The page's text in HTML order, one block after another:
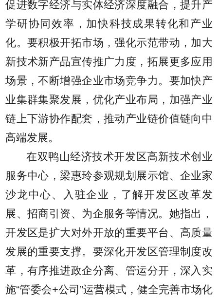
促进数字经济与实体经济深度融合，提升产
学研协同效率，加快科技成果转化和产业
化。要积极开拓市场，强化示范带动，加大
新技术新产品宣传推广力度，拓展更多应用
场景，不断增强企业市场竞争力。要加快产
业集群集聚发展，优化产业布局，加强产业
链上下游协作配套，推动产业链价值链向中
高端发展。
在双鸭山经济技术开发区高新技术创业
服务中心，梁惠玲参观规划展示馆、企业家
沙龙中心、入驻企业，了解开发区改革发
展、招商引资、为企服务等情况。她指出，
开发区是扩大对外开放的重要平台、高质量
发展的重要支撑。要深化开发区管理制度改
革，有序推进政企分离、管运分开，深入实
施“管委会+公司”运营模式，健全完善市场化